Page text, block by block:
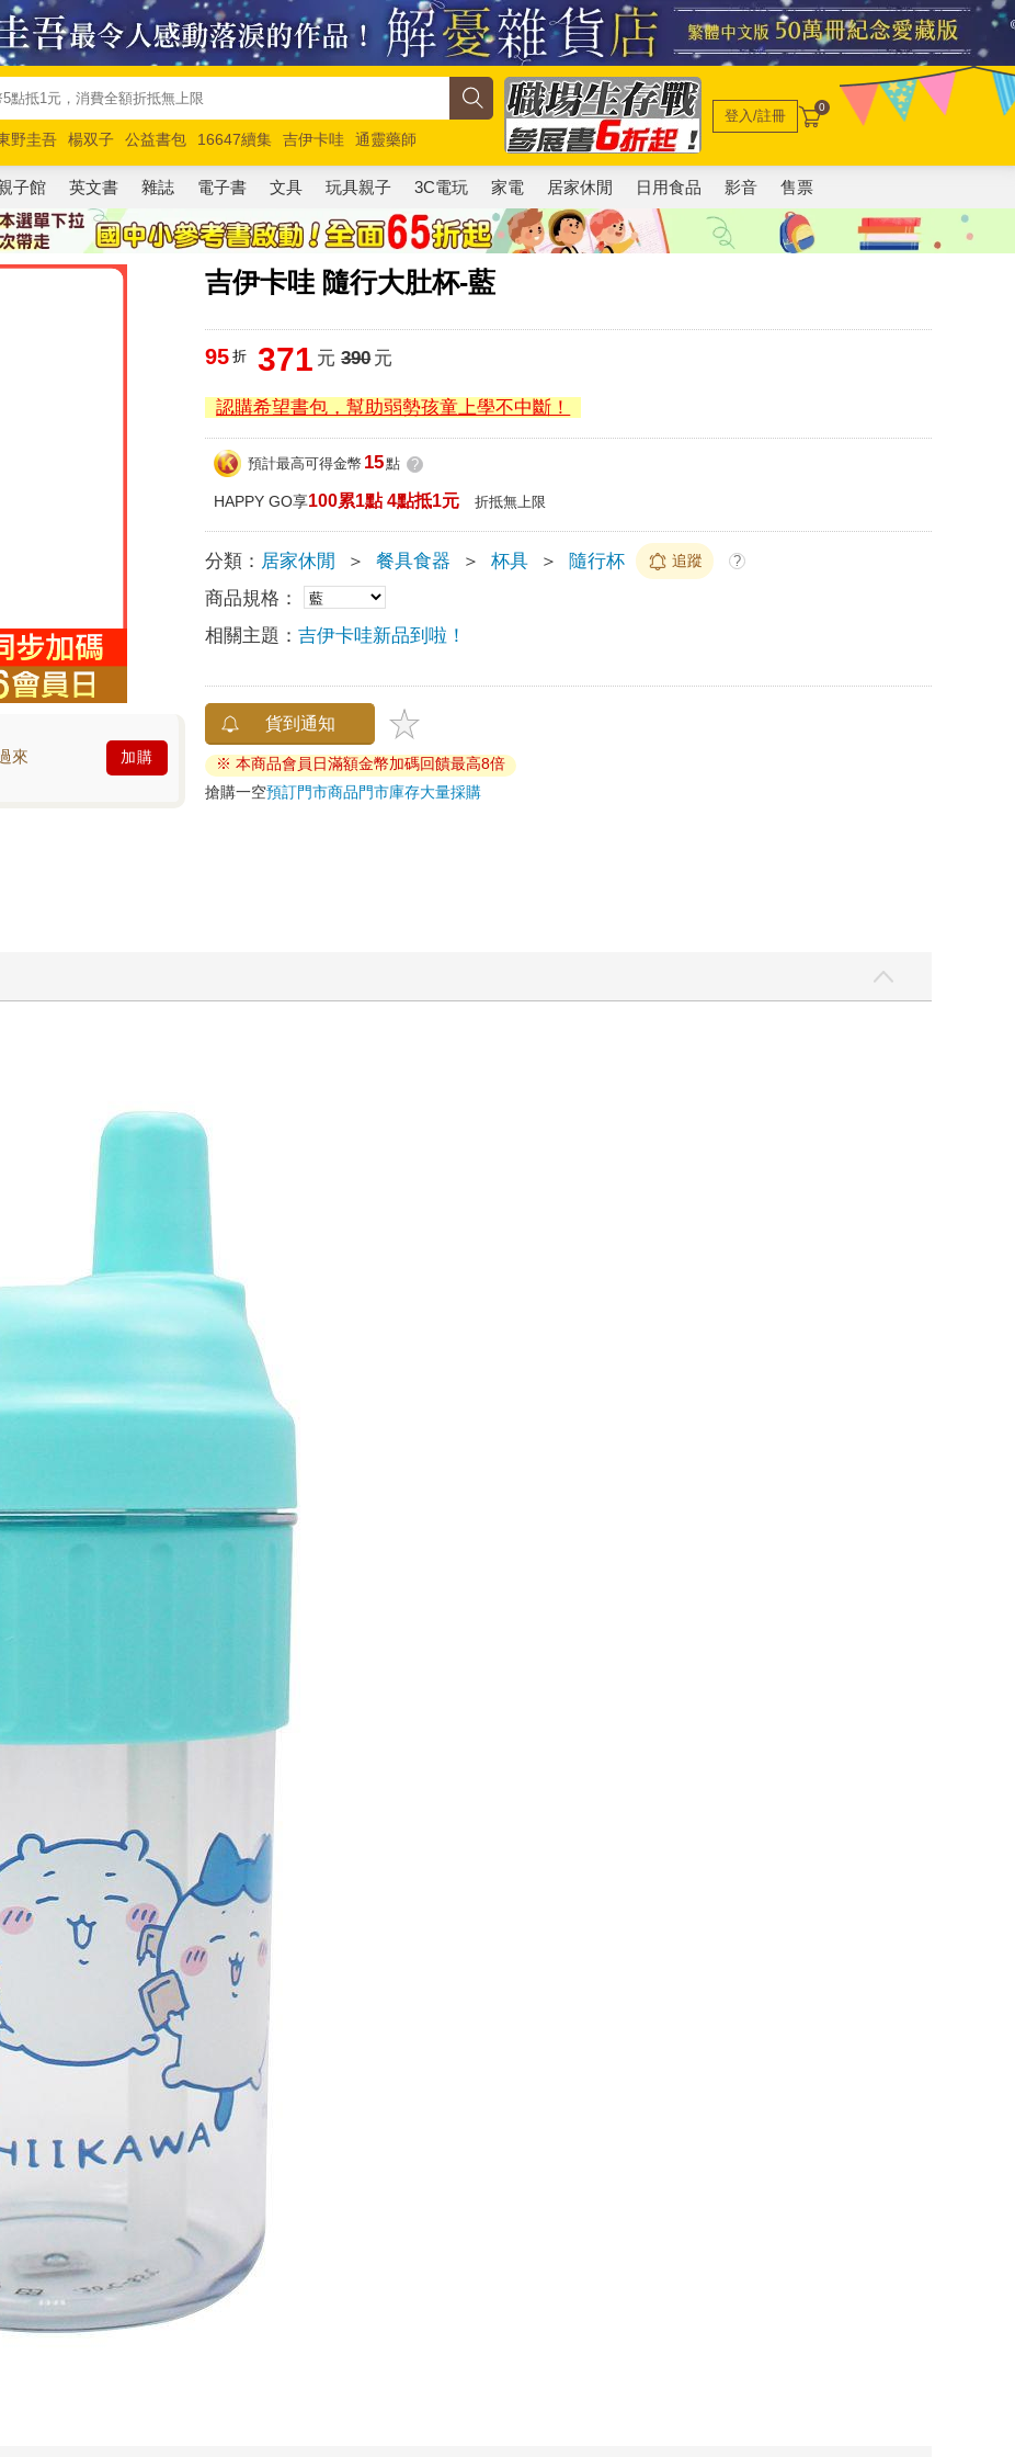
野圭吾 楊双子 公益書包 16647續集 吉伊卡哇
通靈藥師
賽 路邊攤新作 馬斯克 玩具總動員5 超慢跑
登入/註冊 0
子館 英文書 雜誌 電子書 文具 玩具親子 3C電玩 家電 居家休閒 日用食品 影音 售票
吉伊卡哇 隨行大肚杯-藍
來 加購
95 折 371 元 390元
認購希望書包，幫助弱勢孩童上學不中斷！
預計最高可得金幣 15點 ?
HAPPY GO享100累1點 4點抵1元 折抵無上限
分類： 居家休閒 ＞ 餐具食器 ＞ 杯具 ＞ 隨行杯 追蹤 ?
商品規格：
相關主題：吉伊卡哇新品到啦！
貨到通知
※ 本商品會員日滿額金幣加碼回饋最高8倍
搶購一空預訂門市商品門市庫存大量採購